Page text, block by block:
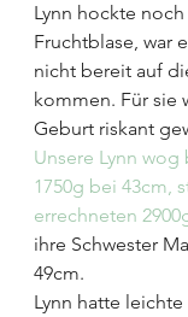
Lynn hockte
Fruchtblase, war
nicht bereit auf
kommen. Für sie
Geburt riskant
Unsere Lynn
1750g bei 43cm,
errechneten
ihre Schwester
49cm.
Lynn hatte leichte